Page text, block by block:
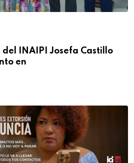
INAIPI Josefa Castillo
en